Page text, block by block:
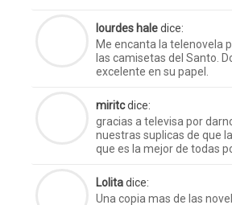
lourdes haledice:
Me encanta la telenovela
las camisetas del Santo.
excelente en su papel.
miritcdice:
gracias a televisa por
nuestras suplicas de que
que es la mejor de todas
Lolitadice:
Una copia mas de las